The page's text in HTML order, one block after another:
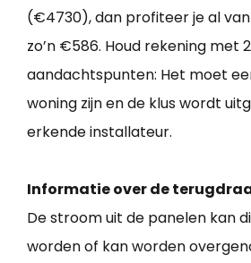
(€4730), dan profiteer je al
zo’n €586. Houd rekening met 2
aandachtspunten: Het moet
woning zijn en de klus wordt
erkende installateur.
Informatie over de
De stroom uit de panelen kan
worden of kan worden